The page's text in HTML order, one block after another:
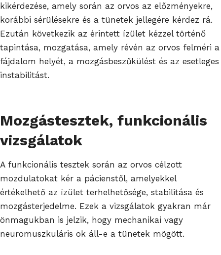
kikérdezése, amely során az orvos az előzményekre,
korábbi sérülésekre és a tünetek jellegére kérdez rá.
Ezután következik az érintett ízület kézzel történő
tapintása, mozgatása, amely révén az orvos felméri a
fájdalom helyét, a mozgásbeszűkülést és az esetleges
instabilitást.
Mozgástesztek, funkcionális
vizsgálatok
A funkcionális tesztek során az orvos célzott
mozdulatokat kér a pácienstől, amelyekkel
értékelhető az ízület terhelhetősége, stabilitása és
mozgásterjedelme. Ezek a vizsgálatok gyakran már
önmagukban is jelzik, hogy mechanikai vagy
neuromuszkuláris ok áll-e a tünetek mögött.